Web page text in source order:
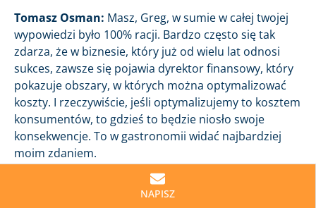
NAPISZ
Tomasz Osman: Masz, Greg, w sumie w całej twojej
wypowiedzi było 100% racji. Bardzo często się tak
zdarza, że w biznesie, który już od wielu lat odnosi
sukces, zawsze się pojawia dyrektor finansowy, który
pokazuje obszary, w których można optymalizować
koszty. I rzeczywiście, jeśli optymalizujemy to kosztem
konsumentów, to gdzieś to będzie niosło swoje
konsekwencje. To w gastronomii widać najbardziej
moim zdaniem.
Natomiast jeśli miałeś takie doświadczenia w
kontekście obniżania jakości produktów w markach